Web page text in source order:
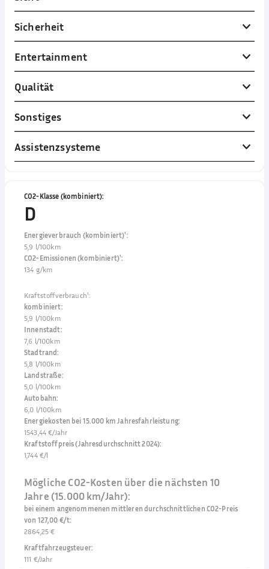
Sicherheit
Entertainment
Qualität
Sonstiges
Assistenzsysteme
CO2-Klasse (kombiniert):
D
Energieverbrauch (kombiniert)¹:
5,9 l/100km
CO2-Emissionen (kombiniert)¹:
134 g/km
Kraftstoffverbrauch¹:
kombiniert:
5,9 l/100km
Innenstadt:
7,6 l/100km
Stadtrand:
5,8 l/100km
Landstraße:
5,0 l/100km
Autobahn:
6,0 l/100km
Energiekosten bei 15.000 km Jahresfahrleistung:
1543,44 €/Jahr
Kraftstoffpreis (Jahresdurchschnitt 2024):
1,744 €/l
Mögliche CO2-Kosten über die nächsten 10
Jahre (15.000 km/Jahr):
bei einem angenommenen mittleren durchschnittlichen CO2-Preis
von 127,00 €/t:
2864,25 €
Kraftfahrzeugsteuer:
111 €/Jahr